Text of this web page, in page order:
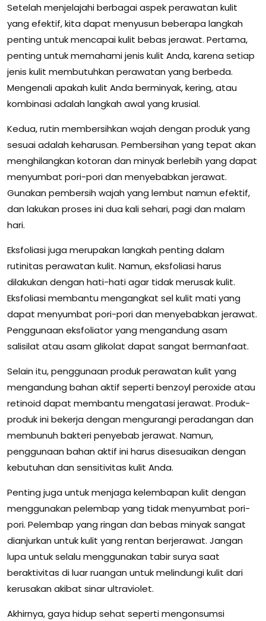
Setelah menjelajahi berbagai aspek perawatan kulit
yang efektif, kita dapat menyusun beberapa langkah
penting untuk mencapai kulit bebas jerawat. Pertama,
penting untuk memahami jenis kulit Anda, karena setiap
jenis kulit membutuhkan perawatan yang berbeda.
Mengenali apakah kulit Anda berminyak, kering, atau
kombinasi adalah langkah awal yang krusial.
Kedua, rutin membersihkan wajah dengan produk yang
sesuai adalah keharusan. Pembersihan yang tepat akan
menghilangkan kotoran dan minyak berlebih yang dapat
menyumbat pori-pori dan menyebabkan jerawat.
Gunakan pembersih wajah yang lembut namun efektif,
dan lakukan proses ini dua kali sehari, pagi dan malam
hari.
Eksfoliasi juga merupakan langkah penting dalam
rutinitas perawatan kulit. Namun, eksfoliasi harus
dilakukan dengan hati-hati agar tidak merusak kulit.
Eksfoliasi membantu mengangkat sel kulit mati yang
dapat menyumbat pori-pori dan menyebabkan jerawat.
Penggunaan eksfoliator yang mengandung asam
salisilat atau asam glikolat dapat sangat bermanfaat.
Selain itu, penggunaan produk perawatan kulit yang
mengandung bahan aktif seperti benzoyl peroxide atau
retinoid dapat membantu mengatasi jerawat. Produk-
produk ini bekerja dengan mengurangi peradangan dan
membunuh bakteri penyebab jerawat. Namun,
penggunaan bahan aktif ini harus disesuaikan dengan
kebutuhan dan sensitivitas kulit Anda.
Penting juga untuk menjaga kelembapan kulit dengan
menggunakan pelembap yang tidak menyumbat pori-
pori. Pelembap yang ringan dan bebas minyak sangat
dianjurkan untuk kulit yang rentan berjerawat. Jangan
lupa untuk selalu menggunakan tabir surya saat
beraktivitas di luar ruangan untuk melindungi kulit dari
kerusakan akibat sinar ultraviolet.
Akhirnya, gaya hidup sehat seperti mengonsumsi